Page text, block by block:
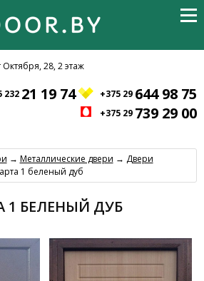
Октября, 28, 2 этаж
232 21 19 74 +375 29 644 98 75
+375 29 739 29 00
→ Металлические двери → Двери
1 беленый дуб
1 БЕЛЕНЫЙ ДУБ